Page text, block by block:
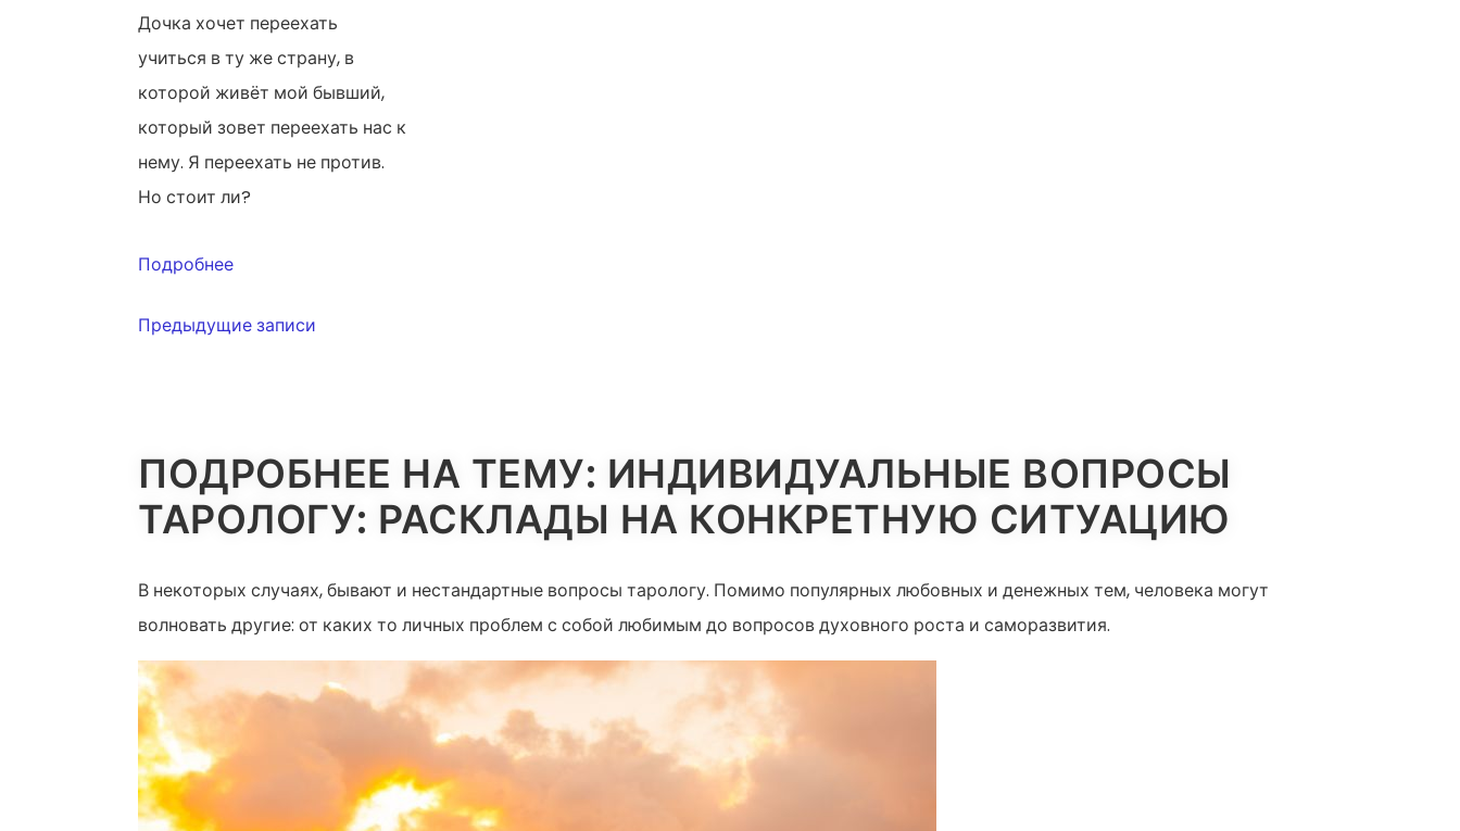
Дочка хочет переехать
учиться в ту же страну, в
которой живёт мой бывший,
который зовет переехать нас к
нему. Я переехать не против.
Но стоит ли?
Подробнее
НАВИГАЦИЯ
ЗАПИСЯМ
Предыдущие записи
ПОДРОБНЕЕ НА ТЕМУ: ИНДИВИДУАЛЬНЫЕ ВОПРОСЫ
ТАРОЛОГУ: РАСКЛАДЫ НА КОНКРЕТНУЮ СИТУАЦИЮ
В некоторых случаях, бывают и нестандартные вопросы тарологу. Помимо популярных любовных и денежных тем, человека могут
волновать другие: от каких то личных проблем с собой любимым до вопросов духовного роста и саморазвития.